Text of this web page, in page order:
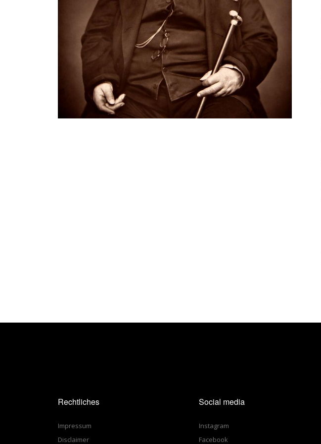
Rechtliches
Impressum
Disclaimer
Social media
Instagram
Facebook